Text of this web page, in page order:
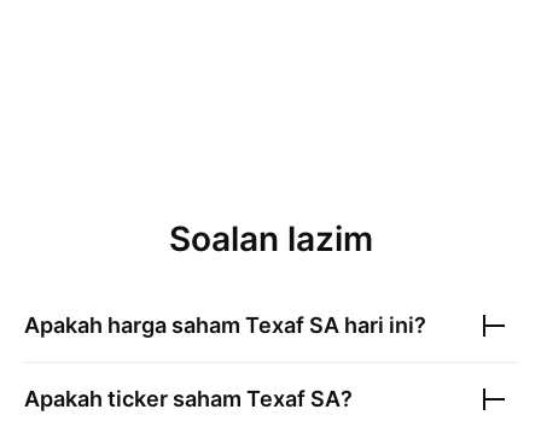
Soalan lazim
Apakah harga saham Texaf SA hari ini?
Apakah ticker saham Texaf SA?